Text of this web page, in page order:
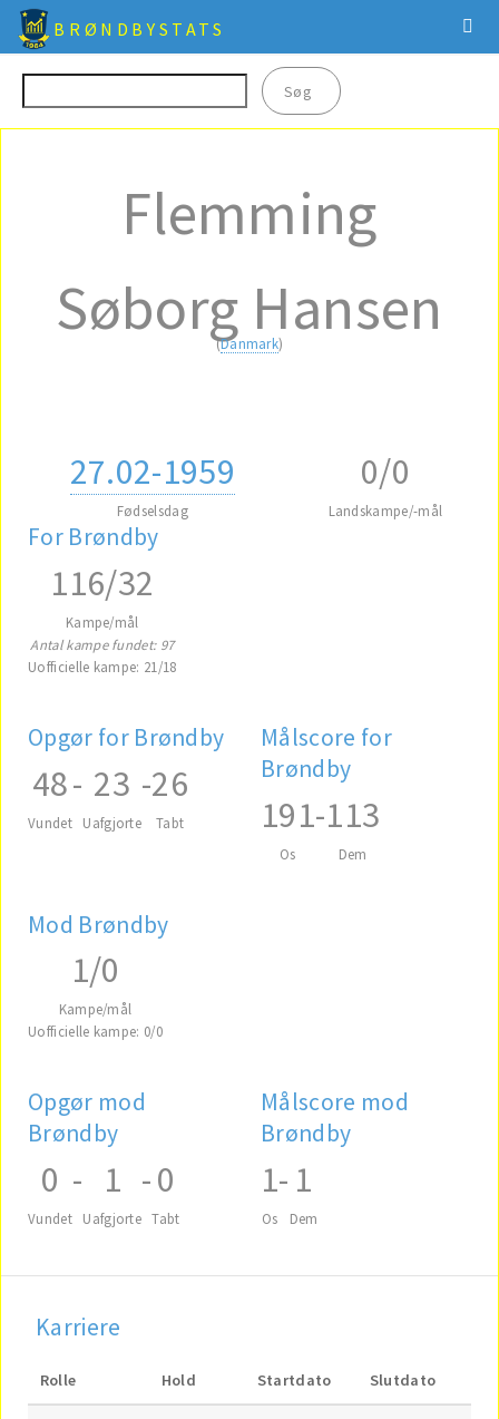
BRØNDBYSTATS
Flemming
Søborg Hansen
(Danmark)
27.02-1959
Fødselsdag
0/0
Landskampe/-mål
For Brøndby
116/32
Kampe/mål
Antal kampe fundet: 97
Uofficielle kampe: 21/18
Opgør for Brøndby
48
Vundet
- 23
Uafgjorte
-26
Tabt
Målscore for
Brøndby
191
Os
-113
Dem
Mod Brøndby
1/0
Kampe/mål
Uofficielle kampe: 0/0
Opgør mod
Brøndby
0
Vundet
- 1
Uafgjorte
-0
Tabt
Målscore mod
Brøndby
1
Os
- 1
Dem
Karriere
Rolle Hold Startdato Slutdato